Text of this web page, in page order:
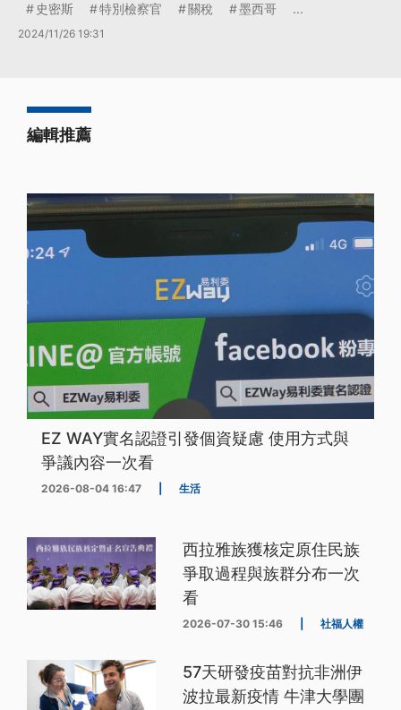
史密斯 特別檢察官 關稅 墨西哥 ...
2024/11/26 19:31
編輯推薦
EZ WAY實名認證引發個資疑慮 使用方式與
爭議內容一次看
2026-08-04 16:47 生活
西拉雅族獲核定原住民族
爭取過程與族群分布一次
看
2026-07-30 15:46 社福人權
57天研發疫苗對抗非洲伊
波拉最新疫情 牛津大學團